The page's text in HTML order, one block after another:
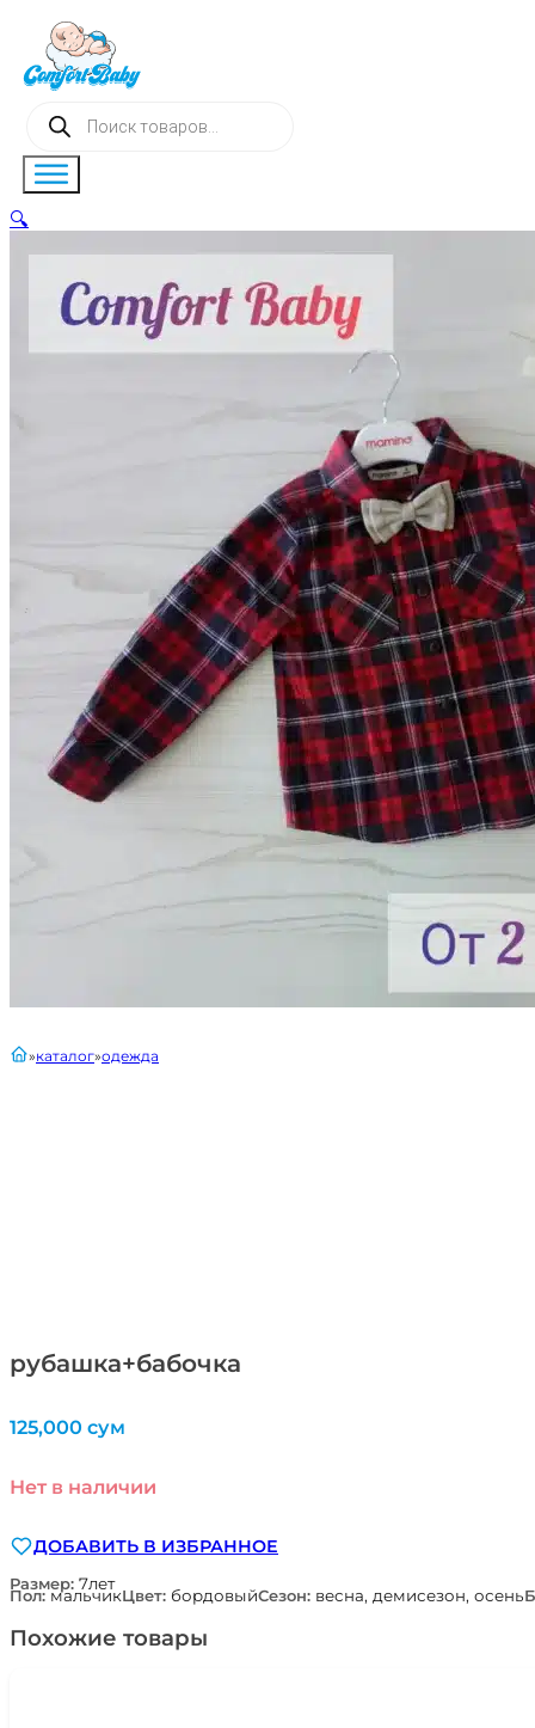
Поиск
товаров
рубашка+бабочка
главнаякаталог одежда
125,000 сум
Нет в наличии
ДОБАВИТЬ В ИЗБРАННОЕ
Размер: 7лет
Пол:мальчикЦвет: бордовыйСезон: весна, демисезон, осень
🔍
Похожие товары